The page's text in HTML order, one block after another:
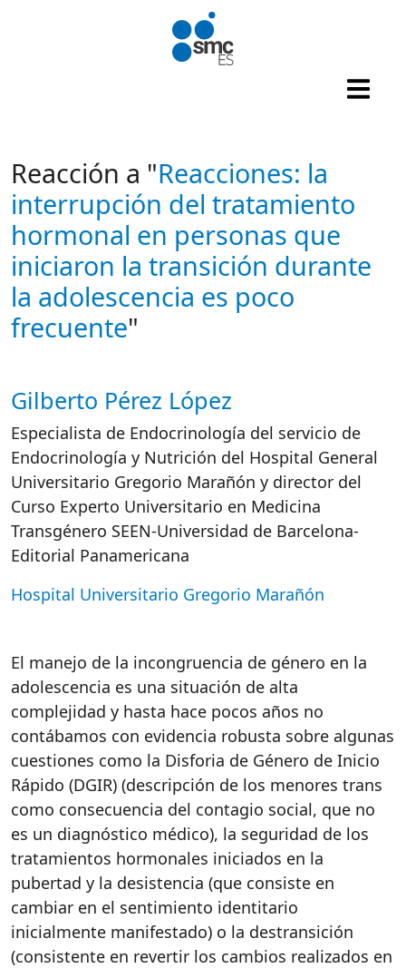
Pasar al contenido principal
Reacción a "Reacciones: la
interrupción del tratamiento
hormonal en personas que
iniciaron la transición durante
la adolescencia es poco
frecuente"
Autor/es reacciones
Gilberto Pérez López
Especialista de Endocrinología del servicio de
Endocrinología y Nutrición del Hospital General
Universitario Gregorio Marañón y director del
Curso Experto Universitario en Medicina
Transgénero SEEN-Universidad de Barcelona-
Editorial Panamericana
Hospital Universitario Gregorio Marañón
El manejo de la incongruencia de género en la
adolescencia es una situación de alta
complejidad y hasta hace pocos años no
contábamos con evidencia robusta sobre algunas
cuestiones como la Disforia de Género de Inicio
Rápido (DGIR) (descripción de los menores trans
como consecuencia del contagio social, que no
es un diagnóstico médico), la seguridad de los
tratamientos hormonales iniciados en la
pubertad y la desistencia (que consiste en
cambiar en el sentimiento identitario
inicialmente manifestado) o la destransición
(consistente en revertir los cambios realizados en